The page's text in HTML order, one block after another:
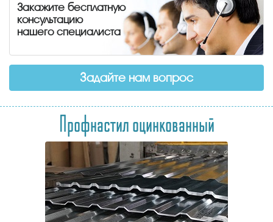
Закажите бесплатную
консультацию
нашего специалиста
Задайте нам вопрос
Профнастил оцинкованный